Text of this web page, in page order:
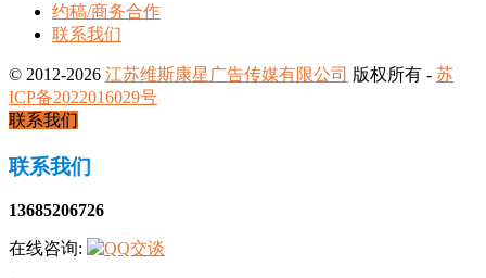
约稿/商务合作
联系我们
© 2012-2026 江苏维斯康星广告传媒有限公司 版权所有 - 苏
ICP备2022016029号
联系我们
联系我们
13685206726
在线咨询: